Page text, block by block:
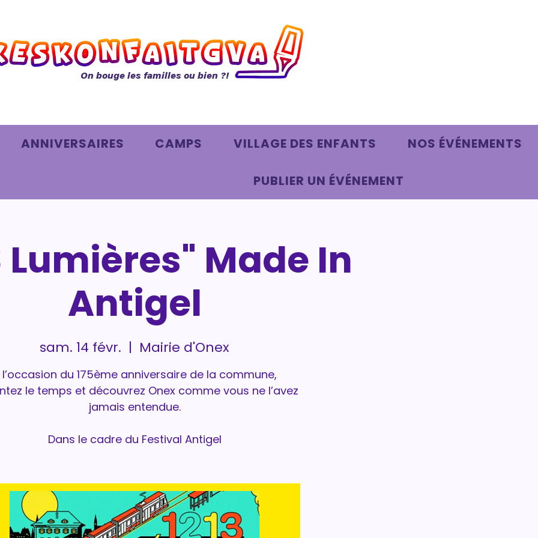
On bouge les familles ou bien ?!
ANNIVERSAIRES CAMPS VILLAGE DES ENFANTS NOS ÉVÉNEMENTS
PUBLIER UN ÉVÉNEMENT
Lumières" Made In
Antigel
sam. 14 févr.
  |
Mairie d'Onex
l’occasion du 175ème anniversaire de la commune,
le temps et découvrez Onex comme vous ne l’avez
jamais entendue.
Dans le cadre du Festival Antigel